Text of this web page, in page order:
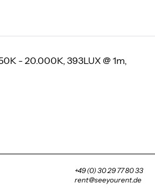
- 20.000K, 393LUX @ 1m,
+49 (0) 30 29 77 80 33
rent@seeyourent.de